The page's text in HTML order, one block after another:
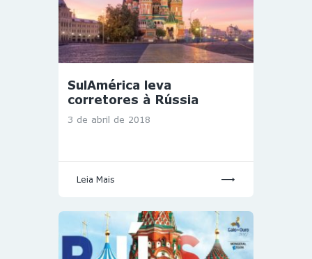
SulAmérica leva
corretores à Rússia
3 de abril de 2018
Leia Mais